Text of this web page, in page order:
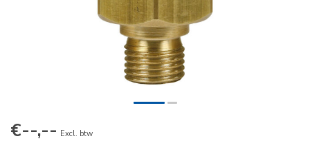
€--,-- Excl. btw